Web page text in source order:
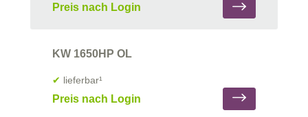
Preis nach Login
KW 1650HP OL
✔ lieferbar¹
Preis nach Login